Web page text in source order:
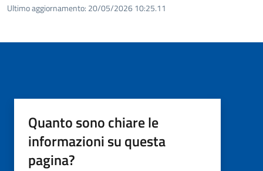
Ultimo aggiornamento: 20/05/2026 10:25.11
Quanto sono chiare le
informazioni su questa
pagina?